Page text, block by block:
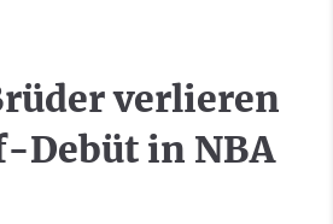
verlieren
Debüt in NBA